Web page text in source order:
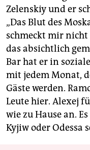
Zelenskiy und er
„Das Blut des
schmeckt mir nicht
das absichtlich
Bar hat er in
mit jedem Monat,
Gäste werden.
Leute hier. Alexej
wie zu Hause an.
Kyjiw oder Odessa